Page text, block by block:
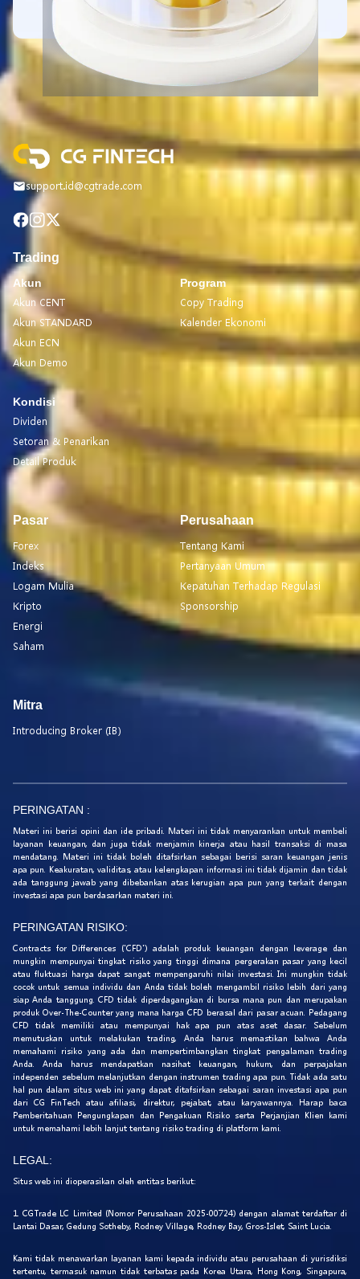
support.id@cgtrade.com
Trading
Akun
Akun CENT
Akun STANDARD
Akun ECN
Akun Demo
Kondisi
Dividen
Setoran & Penarikan
Detail Produk
Program
Copy Trading
Kalender Ekonomi
Pasar
Forex
Indeks
Logam Mulia
Kripto
Energi
Saham
Perusahaan
Tentang Kami
Pertanyaan Umum
Kepatuhan Terhadap Regulasi
Sponsorship
Mitra
Introducing Broker (IB)
PERINGATAN :
Materi ini berisi opini dan ide pribadi. Materi ini tidak menyarankan untuk membeli
layanan keuangan, dan juga tidak menjamin kinerja atau hasil transaksi di masa
mendatang. Materi ini tidak boleh ditafsirkan sebagai berisi saran keuangan jenis
apa pun. Keakuratan, validitas, atau kelengkapan informasi ini tidak dijamin dan tidak
ada tanggung jawab yang dibebankan atas kerugian apa pun yang terkait dengan
investasi apa pun berdasarkan materi ini.
PERINGATAN RISIKO:
Contracts for Differences ('CFD') adalah produk keuangan dengan leverage dan
mungkin mempunyai tingkat risiko yang tinggi dimana pergerakan pasar yang kecil
atau fluktuasi harga dapat sangat mempengaruhi nilai investasi. Ini mungkin tidak
cocok untuk semua individu dan Anda tidak boleh mengambil risiko lebih dari yang
siap Anda tanggung. CFD tidak diperdagangkan di bursa mana pun dan merupakan
produk Over-The-Counter yang mana harga CFD berasal dari pasar acuan. Pedagang
CFD tidak memiliki atau mempunyai hak apa pun atas aset dasar. Sebelum
memutuskan untuk melakukan trading, Anda harus memastikan bahwa Anda
memahami risiko yang ada dan mempertimbangkan tingkat pengalaman trading
Anda. Anda harus mendapatkan nasihat keuangan, hukum, dan perpajakan
independen sebelum melanjutkan dengan instrumen trading apa pun. Tidak ada satu
hal pun dalam situs web ini yang dapat ditafsirkan sebagai saran investasi apa pun
dari CG FinTech atau afiliasi, direktur, pejabat, atau karyawannya. Harap baca
Pemberitahuan Pengungkapan dan Pengakuan Risiko serta Perjanjian Klien kami
untuk memahami lebih lanjut tentang risiko trading di platform kami.
LEGAL:
Situs web ini dioperasikan oleh entitas berikut:
1. CGTrade LC Limited (Nomor Perusahaan 2025-00724) dengan alamat terdaftar di
Lantai Dasar, Gedung Sotheby, Rodney Village, Rodney Bay, Gros-Islet, Saint Lucia.
Kami tidak menawarkan layanan kami kepada individu atau perusahaan di yurisdiksi
tertentu, termasuk namun tidak terbatas pada Korea Utara, Hong Kong, Singapura,